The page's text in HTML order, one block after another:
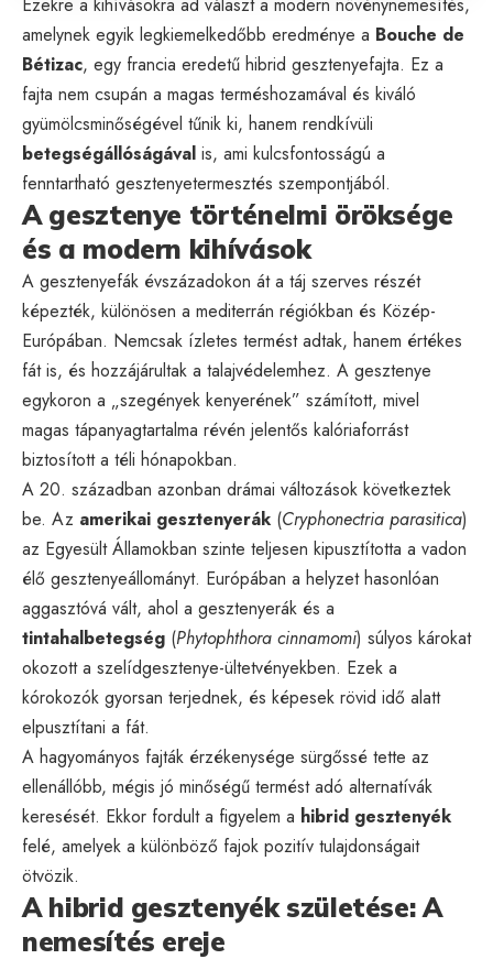
amelynek egyik legkiemelkedőbb eredménye a Bouche de
Bétizac, egy francia eredetű hibrid gesztenyefajta. Ez a
fajta nem csupán a magas terméshozamával és kiváló
gyümölcsminőségével tűnik ki, hanem rendkívüli
betegségállóságával is, ami kulcsfontosságú a
fenntartható gesztenyetermesztés szempontjából.
A gesztenye történelmi öröksége
és a modern kihívások
A gesztenyefák évszázadokon át a táj szerves részét
képezték, különösen a mediterrán régiókban és Közép-
Európában. Nemcsak ízletes termést adtak, hanem értékes
fát is, és hozzájárultak a talajvédelemhez. A gesztenye
egykoron a „szegények kenyerének” számított, mivel
magas tápanyagtartalma révén jelentős kalóriaforrást
biztosított a téli hónapokban.
A 20. században azonban drámai változások következtek
be. Az amerikai gesztenyerák (Cryphonectria parasitica)
az Egyesült Államokban szinte teljesen kipusztította a vadon
élő gesztenyeállományt. Európában a helyzet hasonlóan
aggasztóvá vált, ahol a gesztenyerák és a
tintahalbetegség (Phytophthora cinnamomi) súlyos károkat
okozott a szelídgesztenye-ültetvényekben. Ezek a
kórokozók gyorsan terjednek, és képesek rövid idő alatt
elpusztítani a fát.
A hagyományos fajták érzékenysége sürgőssé tette az
ellenállóbb, mégis jó minőségű termést adó alternatívák
keresését. Ekkor fordult a figyelem a hibrid gesztenyék
felé, amelyek a különböző fajok pozitív tulajdonságait
ötvözik.
A hibrid gesztenyék születése: A
nemesítés ereje